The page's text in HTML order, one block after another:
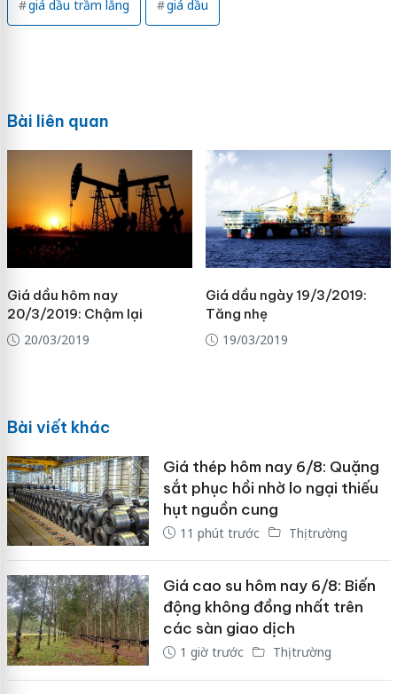
giá dầu trầm lắng giá dầu
Bài liên quan
Giá dầu hôm nay
20/3/2019: Chậm lại
20/03/2019
Giá dầu ngày 19/3/2019:
Tăng nhẹ
19/03/2019
Bài viết khác
Giá thép hôm nay 6/8: Quặng
sắt phục hồi nhờ lo ngại thiếu
hụt nguồn cung
11 phút trước Thị trường
Giá cao su hôm nay 6/8: Biến
động không đồng nhất trên
các sàn giao dịch
1 giờ trước Thị trường